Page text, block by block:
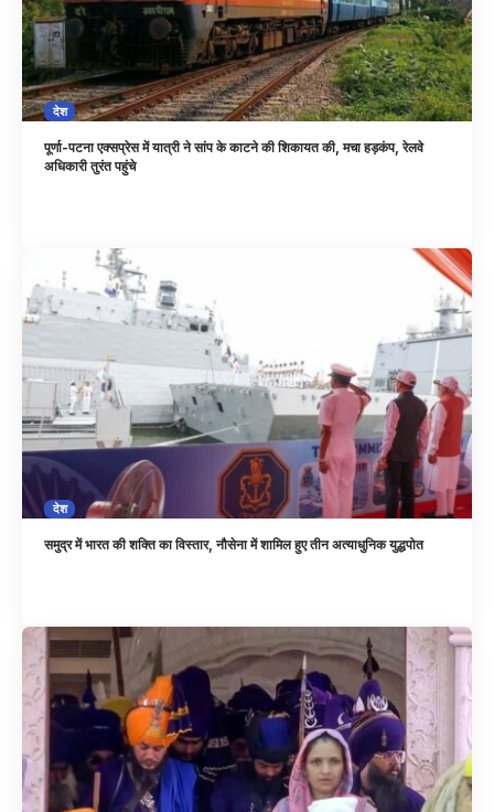
देश
पूर्णा-पटना एक्सप्रेस में यात्री ने सांप के काटने की शिकायत की, मचा हड़कंप, रेलवे
अधिकारी तुरंत पहुंचे
देश
समुद्र में भारत की शक्ति का विस्तार, नौसेना में शामिल हुए तीन अत्याधुनिक युद्धपोत